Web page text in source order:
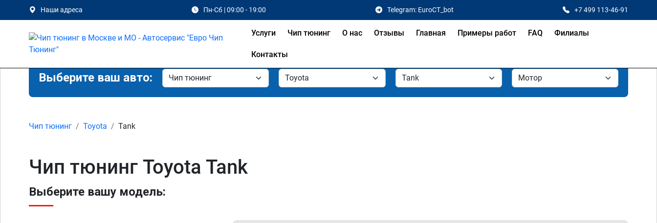
Наши адреса Пн-Сб | 09:00 - 19:00 Telegram: EuroCT_bot +7 499 113-46-91
Услуги Чип тюнинг О нас Отзывы Главная Примеры работ FAQ Филиалы
Контакты
Выберите ваш авто:
Чип тюнинг Toyota Tank
Чип тюнинг Toyota Tank
Выберите вашу модель: